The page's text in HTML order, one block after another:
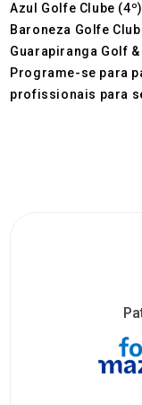
Azul Golfe Clube
Baroneza Golfe
Guarapiranga Golf
Programe-se para
profissionais para